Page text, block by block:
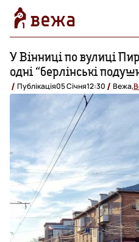
У Вінниці по вулиці
одні “берлінські
Публікація05 Січня12:30 Вежа,